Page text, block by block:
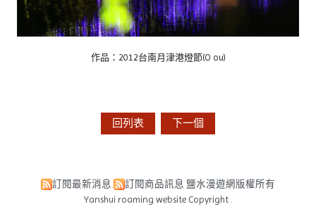
作品：2012台南月津港燈節(O ou)
回列表 下一個
訂閱最新消息 訂閱商品訊息 鹽水漫遊網版權所有
Yanshui roaming website Copyright .